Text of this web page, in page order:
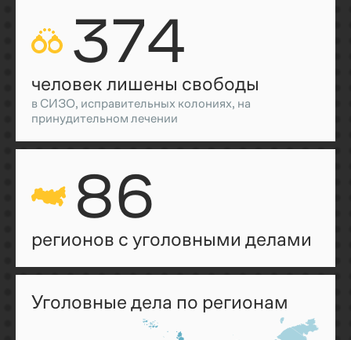
374
человек лишены свободы
в СИЗО, исправительных колониях, на
принудительном лечении
86
регионов с уголовными делами
Уголовные дела по регионам